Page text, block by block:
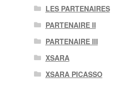
LES PARTENAIRES
PARTENAIRE II
PARTENAIRE III
XSARA
XSARA PICASSO